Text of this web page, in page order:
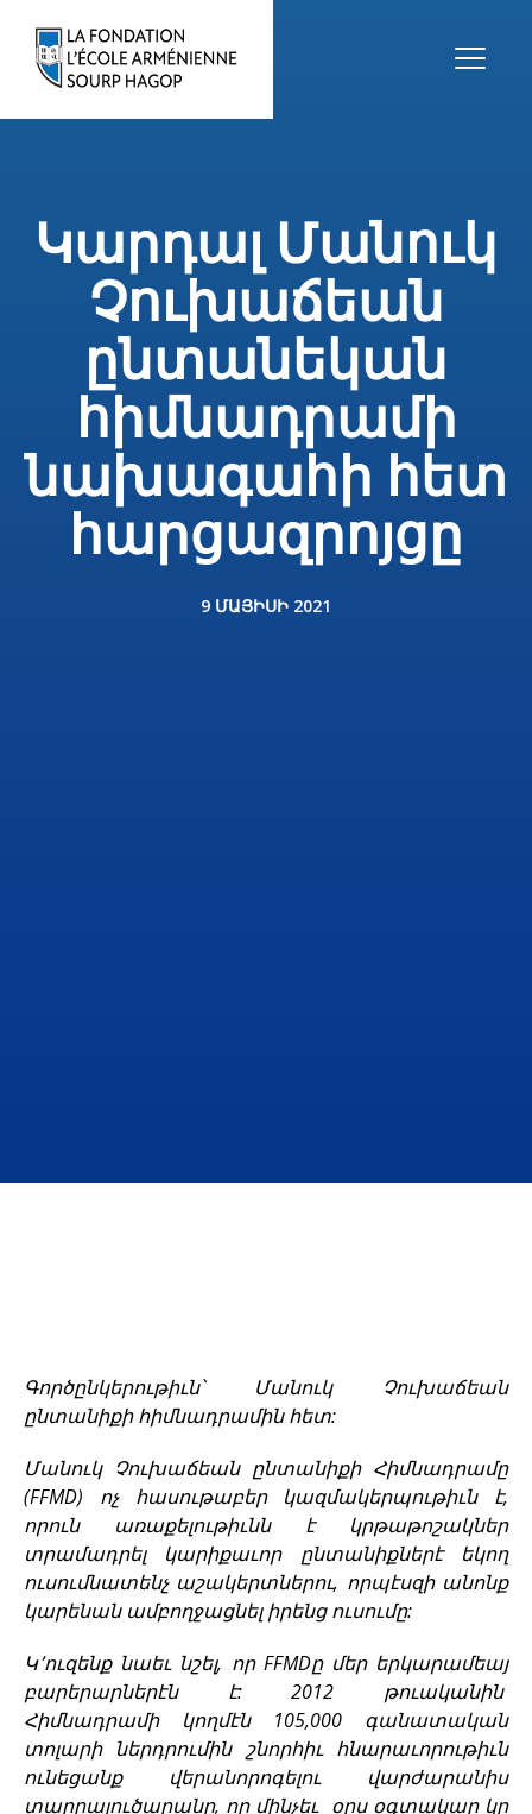
Կարդալ Մանուկ
Չուխաճեան
ընտանեկան
հիմնադրամի
նախագահի հետ
հարցազրոյցը
9 ՄԱՅԻՍԻ 2021
Գործընկերութիւն՝ Մանուկ Չուխաճեան
ընտանիքի հիմնադրամին հետ:
Մանուկ Չուխաճեան ընտանիքի Հիմնադրամը
(FFMD) ոչ հասութաբեր կազմակերպութիւն է,
որուն առաքելութիւնն է կրթաթոշակներ
տրամադրել կարիքաւոր ընտանիքներէ եկող
ուսումնատենչ աշակերտներու, որպէսզի անոնք
կարենան ամբողջացնել իրենց ուսումը:
Կ՚ուզենք նաեւ նշել, որ FFMDը մեր երկարամեայ
բարերարներէն է: 2012 թուականին
Հիմնադրամի կողմէն 105,000 գանատական
տոլարի ներդրումին շնորհիւ հնարաւորութիւն
ունեցանք վերանորոգելու վարժարանիս
տարրալուծարանը, որ մինչեւ օրս օգտակար կը